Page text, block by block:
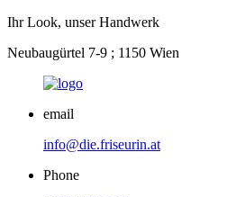
Ihr Look, unser Handwerk
Neubaugürtel 7-9 ; 1150 Wien
email
info@die.friseurin.at
Phone